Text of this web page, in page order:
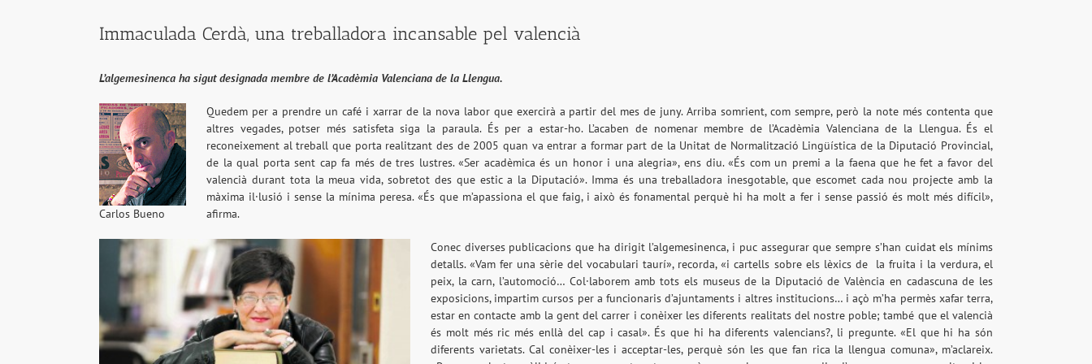
Immaculada Cerdà, una treballadora incansable pel valencià
L’algemesinenca ha sigut designada membre de l’Acadèmia Valenciana de la Llengua.
Carlos Bueno
Quedem per a prendre un café i xarrar de la nova labor que exercirà a partir del mes de juny. Arriba somrient, com sempre, però la note més contenta que
altres vegades, potser més satisfeta siga la paraula. És per a estar-ho. L’acaben de nomenar membre de l’Acadèmia Valenciana de la Llengua. És el
reconeixement al treball que porta realitzant des de 2005 quan va entrar a formar part de la Unitat de Normalització Lingüística de la Diputació Provincial,
de la qual porta sent cap fa més de tres lustres. «Ser acadèmica és un honor i una alegria», ens diu. «És com un premi a la faena que he fet a favor del
valencià durant tota la meua vida, sobretot des que estic a la Diputació». Imma és una treballadora inesgotable, que escomet cada nou projecte amb la
màxima il·lusió i sense la mínima peresa. «És que m’apassiona el que faig, i això és fonamental perquè hi ha molt a fer i sense passió és molt més difícil»,
afirma.
Conec diverses publicacions que ha dirigit l’algemesinenca, i puc assegurar que sempre s’han cuidat els mínims
detalls. «Vam fer una sèrie del vocabulari taurí», recorda, «i cartells sobre els lèxics de la fruita i la verdura, el
peix, la carn, l’automoció… Col·laborem amb tots els museus de la Diputació de València en cadascuna de les
exposicions, impartim cursos per a funcionaris d’ajuntaments i altres institucions… i açò m’ha permès xafar terra,
estar en contacte amb la gent del carrer i conèixer les diferents realitats del nostre poble; també que el valencià
és molt més ric més enllà del cap i casal». És que hi ha diferents valencians?, li pregunte. «El que hi ha són
diferents varietats. Cal conèixer-les i acceptar-les, perquè són les que fan rica la llengua comuna», m’aclareix.